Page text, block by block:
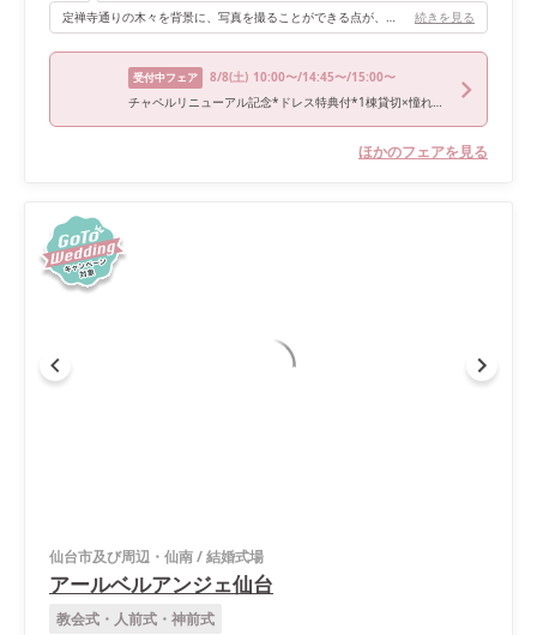
定禅寺通りの木々を背景に、写真を撮ることができる点が、大きな魅力のひとつです。季節や時間帯を問わず、いつ訪れても美しい景色が広がっています。 続きを見る
受付中フェア 8/8(土) 10:00〜/14:45〜/15:00〜
チャペルリニューアル記念*ドレス特典付*1棟貸切×憧れ花嫁ALL体験
ほかのフェアを見る
仙台市及び周辺・仙南/結婚式場
アールベルアンジェ仙台
教会式・人前式・神前式